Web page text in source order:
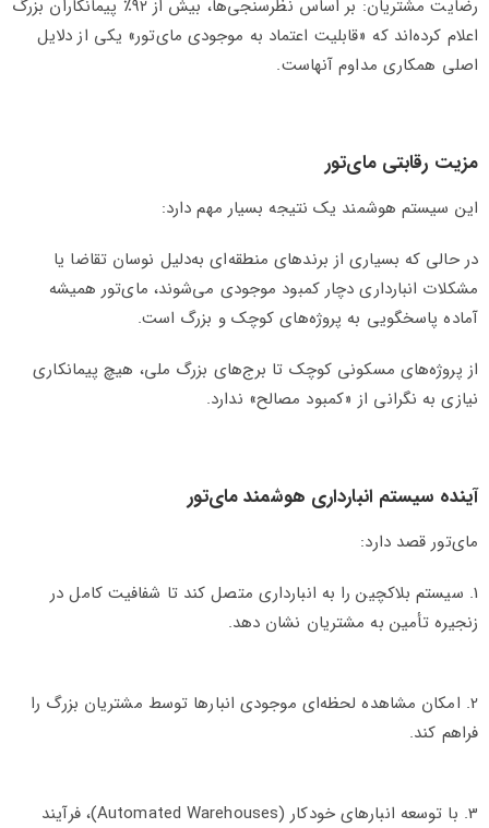
رضایت مشتریان: بر اساس نظرسنجی‌ها، بیش از ۹۲٪ پیمانکاران بزرگ
اعلام کرده‌اند که «قابلیت اعتماد به موجودی مای‌تور» یکی از دلایل
اصلی همکاری مداوم آنهاست.
مزیت رقابتی مای‌تور
این سیستم هوشمند یک نتیجه بسیار مهم دارد:
در حالی که بسیاری از برندهای منطقه‌ای به‌دلیل نوسان تقاضا یا
مشکلات انبارداری دچار کمبود موجودی می‌شوند، مای‌تور همیشه
آماده پاسخگویی به پروژه‌های کوچک و بزرگ است.
از پروژه‌های مسکونی کوچک تا برج‌های بزرگ ملی، هیچ پیمانکاری
نیازی به نگرانی از «کمبود مصالح» ندارد.
آینده سیستم انبارداری هوشمند مای‌تور
مای‌تور قصد دارد:
1. سیستم بلاکچین را به انبارداری متصل کند تا شفافیت کامل در
زنجیره تأمین به مشتریان نشان دهد.
2. امکان مشاهده لحظه‌ای موجودی انبارها توسط مشتریان بزرگ را
فراهم کند.
3. با توسعه انبارهای خودکار (Automated Warehouses)، فرآیند